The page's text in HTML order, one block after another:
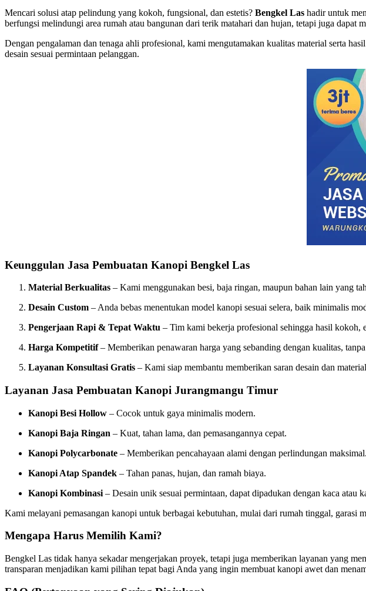
Mencari solusi atap pelindung yang kokoh, fungsional, dan estetis? Bengkel Las hadir untuk
berfungsi melindungi area rumah atau bangunan dari terik matahari dan hujan, tetapi juga dapat
Dengan pengalaman dan tenaga ahli profesional, kami mengutamakan kualitas material serta
desain sesuai permintaan pelanggan.
Keunggulan Jasa Pembuatan Kanopi Bengkel Las
Material Berkualitas – Kami menggunakan besi, baja ringan, maupun bahan lain yang
Desain Custom – Anda bebas menentukan model kanopi sesuai selera, baik minimalis
Pengerjaan Rapi & Tepat Waktu – Tim kami bekerja profesional sehingga hasil kokoh,
Harga Kompetitif– Memberikan penawaran harga yang sebanding dengan kualitas,
Layanan Konsultasi Gratis – Kami siap membantu memberikan saran desain dan
Layanan Jasa Pembuatan Kanopi Jurangmangu Timur
Kanopi Besi Hollow – Cocok untuk gaya minimalis modern.
Kanopi Baja Ringan – Kuat, tahan lama, dan pemasangannya cepat.
Kanopi Polycarbonate – Memberikan pencahayaan alami dengan perlindungan maksimal.
Kanopi Atap Spandek – Tahan panas, hujan, dan ramah biaya.
Kanopi Kombinasi – Desain unik sesuai permintaan, dapat dipadukan dengan kaca atau
Kami melayani pemasangan kanopi untuk berbagai kebutuhan, mulai dari rumah tinggal, garasi
Mengapa Harus Memilih Kami?
Bengkel Las tidak hanya sekadar mengerjakan proyek, tetapi juga memberikan layanan yang
transparan menjadikan kami pilihan tepat bagi Anda yang ingin membuat kanopi awet dan